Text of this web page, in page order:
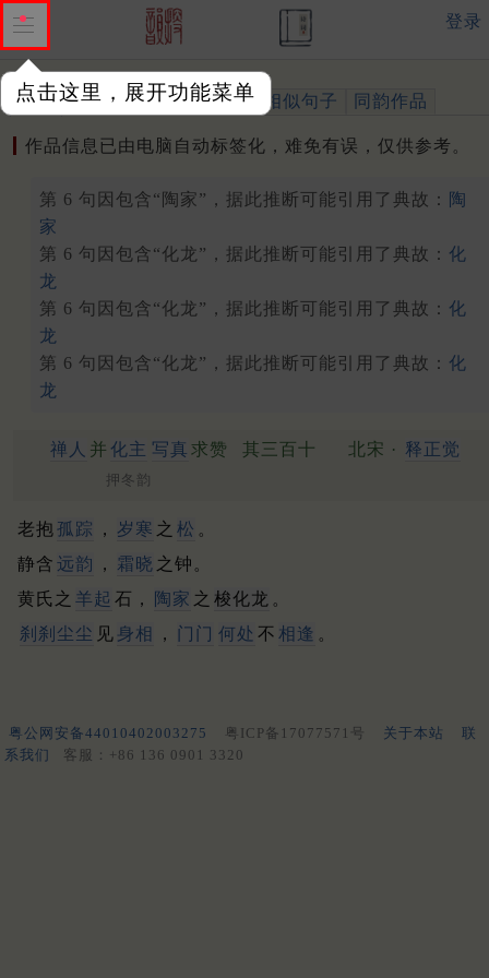
点击这里，展开功能菜单
登录
作品 标注四声 出处、引用 相似句子 同韵作品
作品信息已由电脑自动标签化，难免有误，仅供参考。
第 6 句因包含“陶家”，据此推断可能引用了典故： 陶
家
第 6 句因包含“化龙”，据此推断可能引用了典故： 化
龙
第 6 句因包含“化龙”，据此推断可能引用了典故： 化
龙
第 6 句因包含“化龙”，据此推断可能引用了典故： 化
龙
禅人 并 化主 写真 求赞 其三百十 北宋 · 释正觉
押冬韵
老抱孤踪 ， 岁寒 之 松 。
静含 远韵 ， 霜晓 之钟。
黄氏之 羊起 石， 陶家 之 梭化龙 。
刹刹尘尘 见 身相 ， 门门 何处 不 相逢 。
粤公网安备44010402003275 粤ICP备17077571号 关于本站
联
系我们
客服：+86 136 0901 3320